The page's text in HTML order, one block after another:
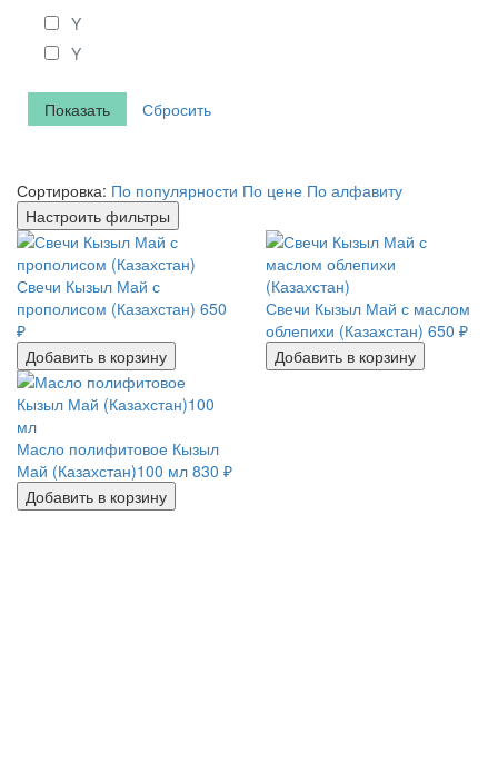
Y
Y
Сбросить
Сортировка: По популярности По цене По алфавиту
Настроить фильтры
Свечи Кызыл Май с
прополисом (Казахстан) 650
₽
Добавить в корзину
Свечи Кызыл Май с маслом
облепихи (Казахстан) 650 ₽
Добавить в корзину
Масло полифитовое Кызыл
Май (Казахстан)100 мл 830 ₽
Добавить в корзину